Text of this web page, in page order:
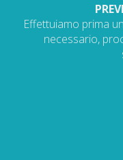
Effettuiamo prima
necessario,